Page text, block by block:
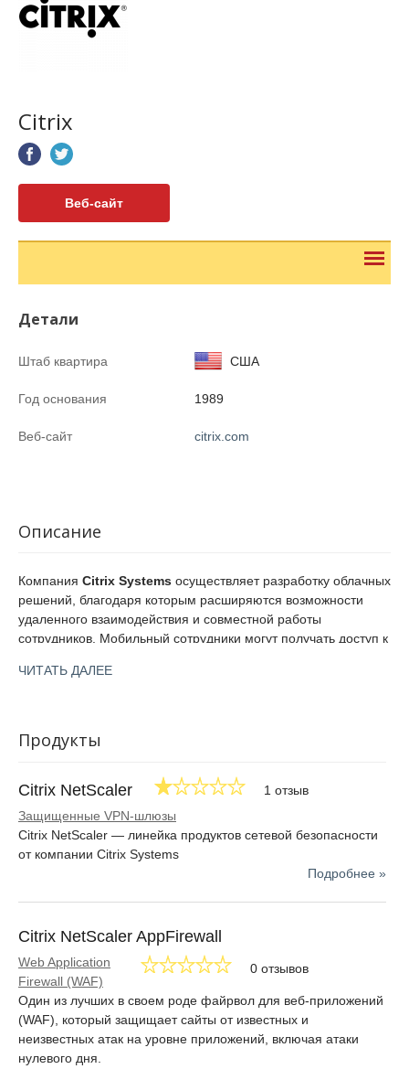
Citrix
Веб-сайт
Детали
Штаб квартира США
Год основания 1989
Веб-сайт citrix.com
Описание
Компания Citrix Systems осуществляет разработку облачных
решений, благодаря которым расширяются возможности
удаленного взаимодействия и совместной работы
сотрудников. Мобильный сотрудники могут получать доступ к
находились.
ста миллионов пользователей. Продукты используются в
образовательных учреждениях, государственных
виртуальные рабочие места и технологии для анализа
данных.
Используя решения Citrix, организации получают
возможностей коммуникации и взаимодействия людей путем
разработки решений способных изменить представление о
цифровой безопасности в лучшую сторону.
Citrix Systems создана в 1989 году и за тридцатилетнюю
деятельность смогла добиться высочайших результатов, ведь
из списка наиболее крупных компаний, входящих в список
Fortune 100 - 99% являются клиентами Citrix.
ЧИТАТЬ ДАЛЕЕ
Продукты
Citrix NetScaler
1 отзыв
Защищенные VPN-шлюзы
Citrix NetScaler — линейка продуктов сетевой безопасности
от компании Citrix Systems
Подробнее »
Citrix NetScaler AppFirewall
0 отзывов
Web Application
Firewall (WAF)
Один из лучших в своем роде файрвол для веб-приложений
(WAF), который защищает сайты от известных и
неизвестных атак на уровне приложений, включая атаки
нулевого дня.